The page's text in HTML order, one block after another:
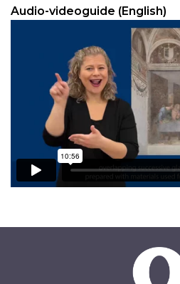
Audio-videoguide (English)